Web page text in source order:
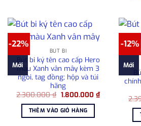
-22%
Mới
BÚT BI
Bút bi ký tên cao cấp Hero
màu Xanh vân mây kèm 3
ngòi, tag đồng; hộp và túi
hãng
2.300.000₫ Giá
là:
2.300.000 ₫.
1.800.000 ₫Giá
1.800.000 ₫.
THÊM VÀO GIỎ HÀNG
-12%
Mới